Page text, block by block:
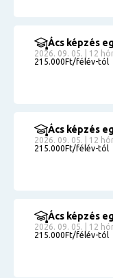
Ács képzés
2026. 09. 05. | 12
215.000Ft/félév-tól
Ács képzés
2026. 09. 05. | 12
215.000Ft/félév-tól
Ács képzés
2026. 09. 05. | 12
215.000Ft/félév-tól